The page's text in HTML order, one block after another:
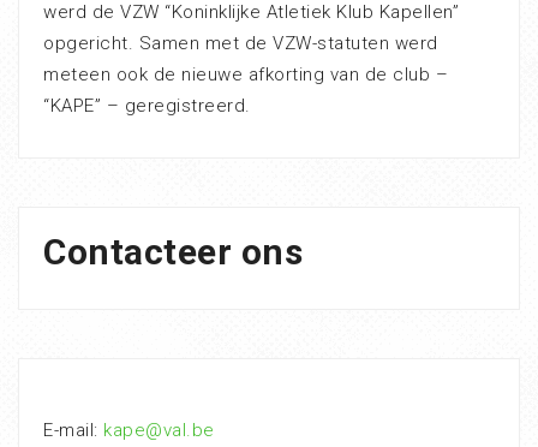
werd de VZW “Koninklijke Atletiek Klub Kapellen”
opgericht. Samen met de VZW-statuten werd
meteen ook de nieuwe afkorting van de club –
“KAPE” – geregistreerd.
Contacteer ons
E-mail: kape@val.be